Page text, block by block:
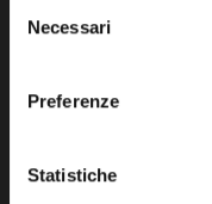
delNecessari
Preferenze
Statistiche
Informazioni